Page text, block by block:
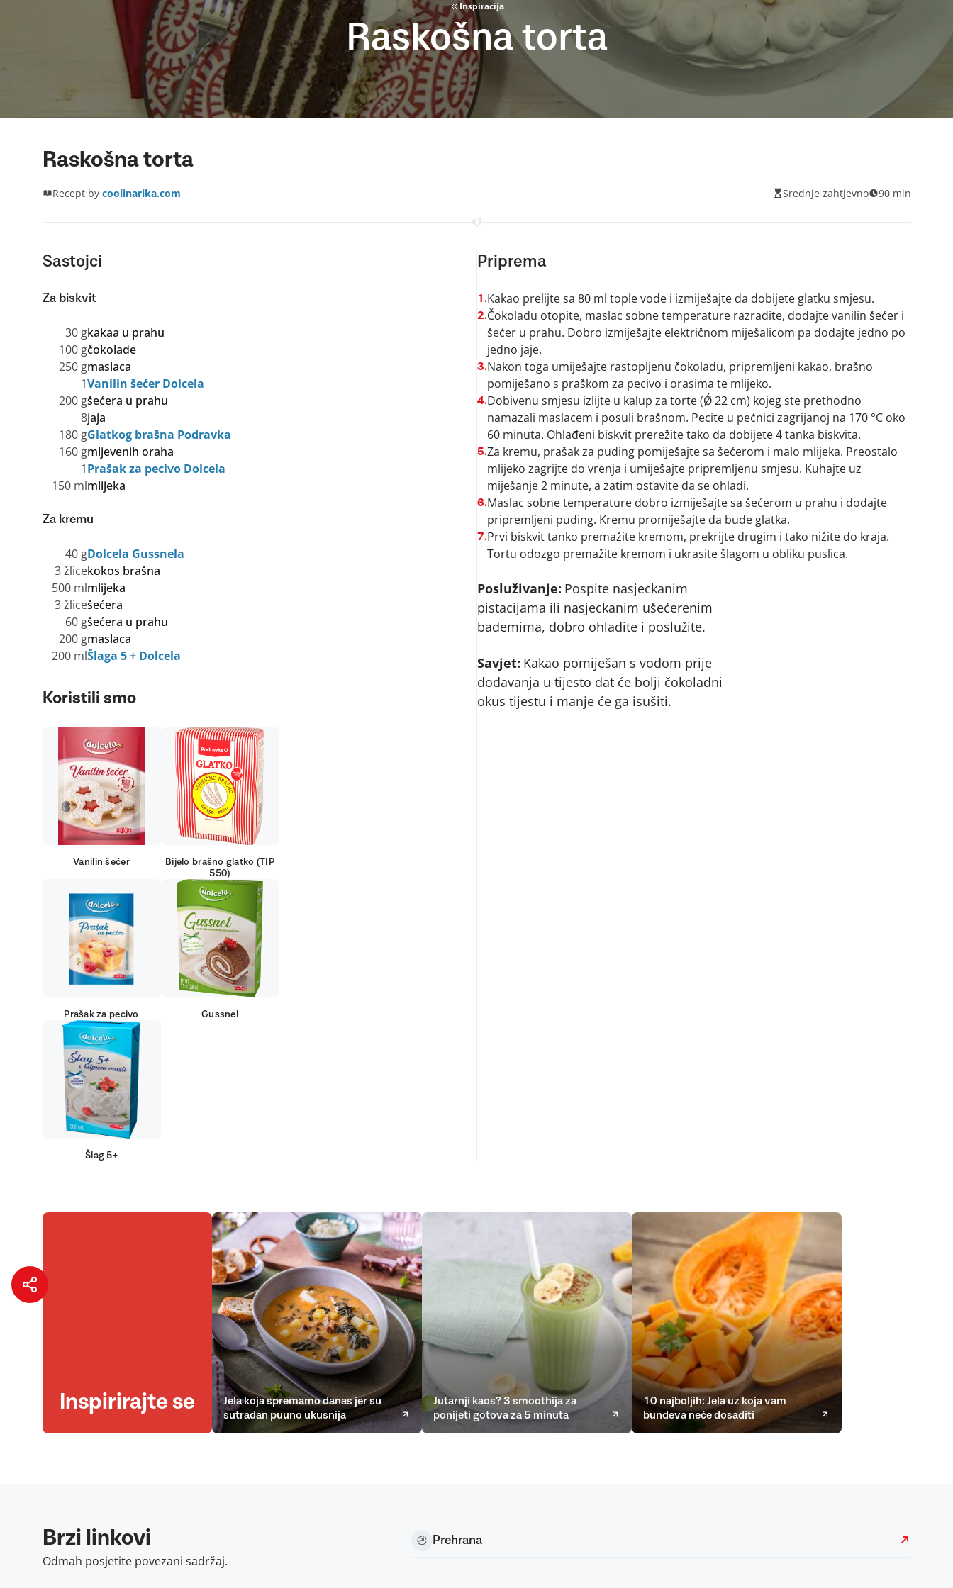
Inspiracija
Raskošna torta
Raskošna torta
Recept by coolinarika.com Srednje zahtjevno 90 min
Sastojci
Za biskvit
30 gkakaa u prahu
100 gčokolade
250 gmaslaca
1Vanilin šećer Dolcela
200 gšećera u prahu
8jaja
180 gGlatkog brašna Podravka
160 gmljevenih oraha
1Prašak za pecivo Dolcela
150 mlmlijeka
Za kremu
40 gDolcela Gussnela
3 žlicekokos brašna
500 mlmlijeka
3 žlicešećera
60 gšećera u prahu
200 gmaslaca
200 mlŠlaga 5 + Dolcela
Koristili smo
Vanilin šećer
Bijelo brašno glatko (TIP
550)
Prašak za pecivo Gussnel
Šlag 5+
Priprema
1.Kakao prelijte sa 80 ml tople vode i izmiješajte da dobijete glatku smjesu.
2.Čokoladu otopite, maslac sobne temperature razradite, dodajte vanilin šećer i
šećer u prahu. Dobro izmiješajte električnom miješalicom pa dodajte jedno po
jedno jaje.
3.Nakon toga umiješajte rastopljenu čokoladu, pripremljeni kakao, brašno
pomiješano s praškom za pecivo i orasima te mlijeko.
4.Dobivenu smjesu izlijte u kalup za torte (Ǿ 22 cm) kojeg ste prethodno
namazali maslacem i posuli brašnom. Pecite u pećnici zagrijanoj na 170 °C oko
60 minuta. Ohlađeni biskvit prerežite tako da dobijete 4 tanka biskvita.
5.Za kremu, prašak za puding pomiješajte sa šećerom i malo mlijeka. Preostalo
mlijeko zagrijte do vrenja i umiješajte pripremljenu smjesu. Kuhajte uz
miješanje 2 minute, a zatim ostavite da se ohladi.
6.Maslac sobne temperature dobro izmiješajte sa šećerom u prahu i dodajte
pripremljeni puding. Kremu promiješajte da bude glatka.
7.Prvi biskvit tanko premažite kremom, prekrijte drugim i tako nižite do kraja.
Tortu odozgo premažite kremom i ukrasite šlagom u obliku puslica.
Posluživanje: Pospite nasjeckanim
pistacijama ili nasjeckanim ušećerenim
bademima, dobro ohladite i poslužite.
Savjet: Kakao pomiješan s vodom prije
dodavanja u tijesto dat će bolji čokoladni
okus tijestu i manje će ga isušiti.
Inspirirajte se
Jela koja spremamo danas jer su
sutradan puuno ukusnija
Jutarnji kaos? 3 smoothija za
ponijeti gotova za 5 minuta
10 najboljih: Jela uz koja vam
bundeva neće dosaditi
Brzi linkovi
Odmah posjetite povezani sadržaj.
Prehrana